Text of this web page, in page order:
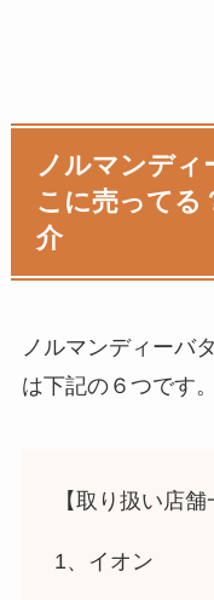
ノルマンディ
こに売ってる
介
ノルマンディーバ
は下記の６つです。
【取り扱い店舗
1、イオン